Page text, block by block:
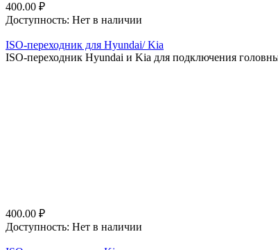
400.00 ₽
Доступность: Нет в наличии
ISO-переходник для Hyundai/ Kia
ISO-переходник Hyundai и Kia для подключения
400.00 ₽
Доступность: Нет в наличии